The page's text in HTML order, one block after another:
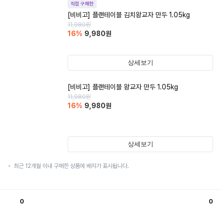
직접 구매한
[비비고] 플랜테이블 김치왕교자 만두 1.05kg
11,980원
16% 9,980원
상세보기
[비비고] 플랜테이블 왕교자 만두 1.05kg
11,980원
16% 9,980원
상세보기
최근 12개월 이내 구매한 상품에 배지가 표시됩니다.
0 0